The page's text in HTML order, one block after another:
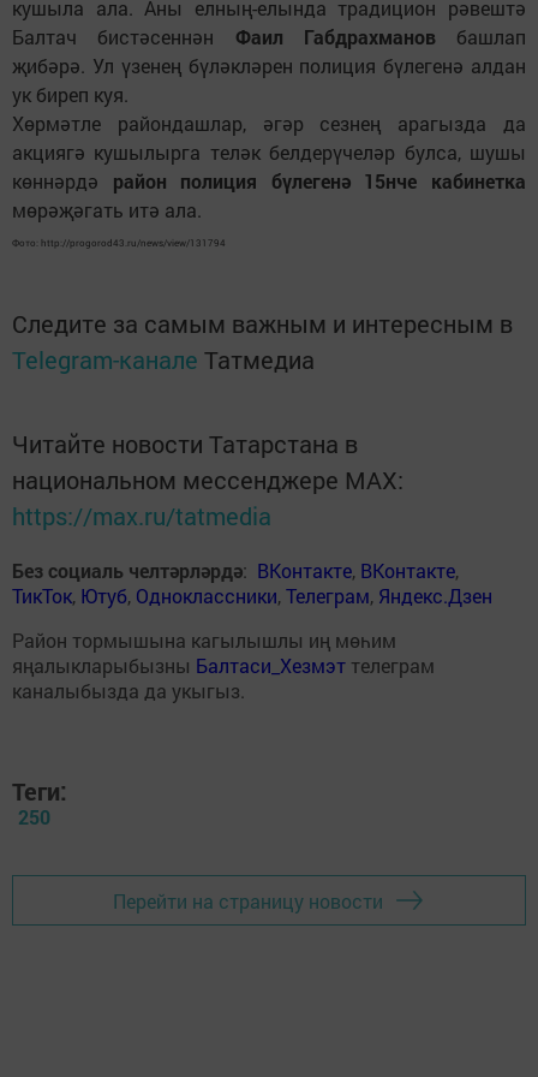
кушыла ала. Аны елның-елында традицион рәвештә
Балтач бистәсеннән Фаил Габдрахмановбашлап
җибәрә. Ул үзенең бүләкләрен полиция бүлегенә алдан
ук биреп куя.
Хөрмәтле райондашлар, әгәр сезнең арагызда да
акциягә кушылырга теләк белдерүчеләр булса, шушы
көннәрдә район полиция бүлегенә 15нче кабинетка
мөрәҗәгать итә ала.
Фото: http://progorod43.ru/news/view/131794
Следите за самым важным и интересным в
Telegram-канале Татмедиа
Читайте новости Татарстана в
национальном мессенджере MАХ:
https://max.ru/tatmedia
Без социаль челтәрләрдә: ВКонтакте, ВКонтакте,
ТикТок, Ютуб, Одноклассники,Телеграм, Яндекс.Дзен
Район тормышына кагылышлы иң мөһим
яңалыкларыбызны Балтаси_Хезмэт телеграм
каналыбызда да укыгыз.
Теги:
250
Перейти на страницу новости